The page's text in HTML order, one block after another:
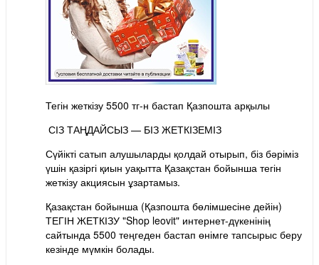
Тегін жеткізу 5500 тг-н бастап Қазпошта арқылы
СІЗ ТАҢДАЙСЫЗ — БІЗ ЖЕТКІЗЕМІЗ
Сүйікті сатып алушыларды қолдай отырып, біз бәріміз
үшін қазіргі қиын уақытта Қазақстан бойынша тегін
жеткізу акциясын ұзартамыз.
Қазақстан бойынша (Қазпошта бөлімшесіне дейін)
ТЕГІН ЖЕТКІЗУ "Shop leovit" интернет-дүкенінің
сайтында 5500 теңгеден бастап өнімге тапсырыс беру
кезінде мүмкін болады.